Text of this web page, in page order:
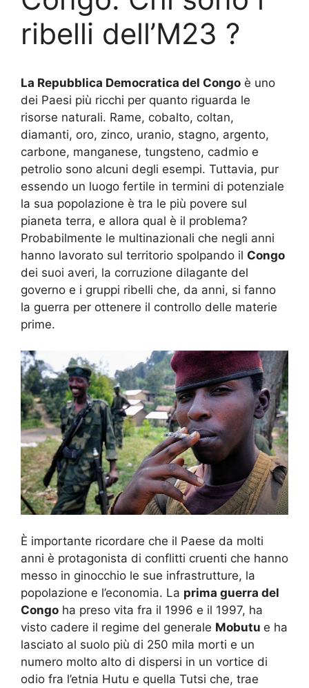
ribelli dell’M23 ?
La Repubblica Democratica del Congo è uno
dei Paesi più ricchi per quanto riguarda le
risorse naturali. Rame, cobalto, coltan,
diamanti, oro, zinco, uranio, stagno, argento,
carbone, manganese, tungsteno, cadmio e
petrolio sono alcuni degli esempi. Tuttavia, pur
essendo un luogo fertile in termini di potenziale
la sua popolazione è tra le più povere sul
pianeta terra, e allora qual è il problema?
Probabilmente le multinazionali che negli anni
hanno lavorato sul territorio spolpando il Congo
dei suoi averi, la corruzione dilagante del
governo e i gruppi ribelli che, da anni, si fanno
la guerra per ottenere il controllo delle materie
prime.
È importante ricordare che il Paese da molti
anni è protagonista di conflitti cruenti che hanno
messo in ginocchio le sue infrastrutture, la
popolazione e l’economia. La prima guerra del
Congo ha preso vita fra il 1996 e il 1997, ha
visto cadere il regime del generale Mobutu e ha
lasciato al suolo più di 250 mila morti e un
numero molto alto di dispersi in un vortice di
odio fra l’etnia Hutu e quella Tutsi che, trae